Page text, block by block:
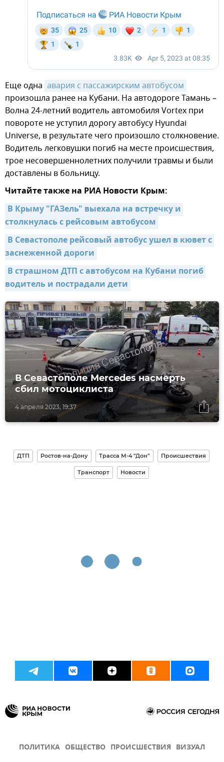
Еще одна авария с пассажирским автобусом
произошла ранее на Кубани. На автодороге Тамань –
Волна 24-летний водитель автомобиля Vortex при
повороте не уступил дорогу автобусу Hyundai
Universe, в результате чего произошло столкновение.
Водитель легковушки погиб на месте происшествия,
трое несовершеннолетних получили травмы и были
доставлены в больницу.
Читайте также на РИА Новости Крым:
В Крыму "ГАЗель" выехала на встречку и
столкнулась с рейсовым автобусом
В Севастополе рейсовый автобус ушел в кювет с
заснеженной дороги
В страшном ДТП с автобусом на Кубани погиб
водитель и пострадали дети
4 апреля 2023, 19:37
В Севастополе Mercedes насмерть
сбил мотоциклиста
ДТП Ростов-на-Дону Трасса М-4 "Дон" Происшествия
Транспорт Новости
ПОЛИТИКА ОБЩЕСТВО ПРОИСШЕСТВИЯ ВИЗУАЛ